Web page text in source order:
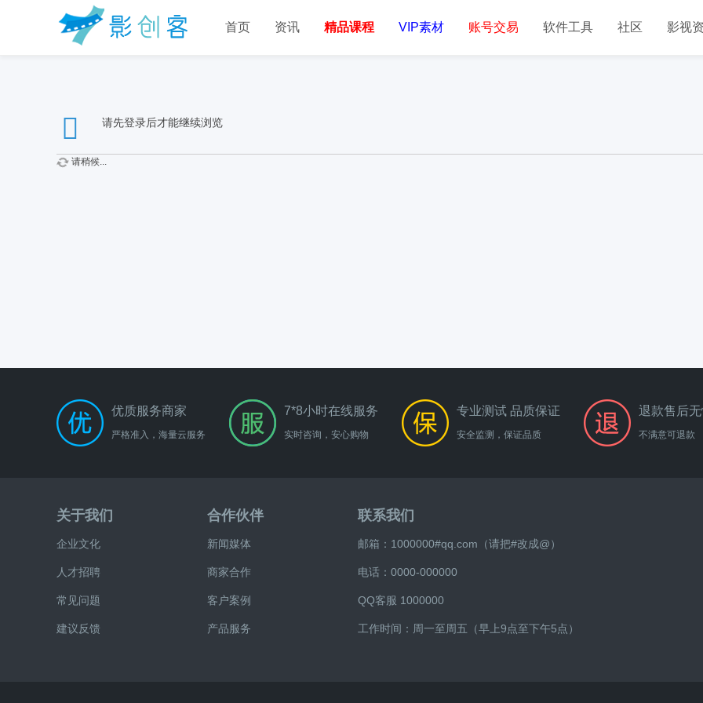
首页 资讯 精品课程 VIP素材 账号交易 软件工具 社区 影视
请先登录后才能继续浏览
请稍候...
优质服务商家
严格准入，海量云服务
7*8小时在线服务
实时咨询，安心购物
专业测试 品质保证
安全监测，保证品质
退款售后
不满意可退款
关于我们
企业文化
人才招聘
常见问题
建议反馈
合作伙伴
新闻媒体
商家合作
客户案例
产品服务
联系我们
邮箱：1000000#qq.com（请把#改成@）
电话：0000-000000
QQ客服 1000000
工作时间：周一至周五（早上9点至下午5点）